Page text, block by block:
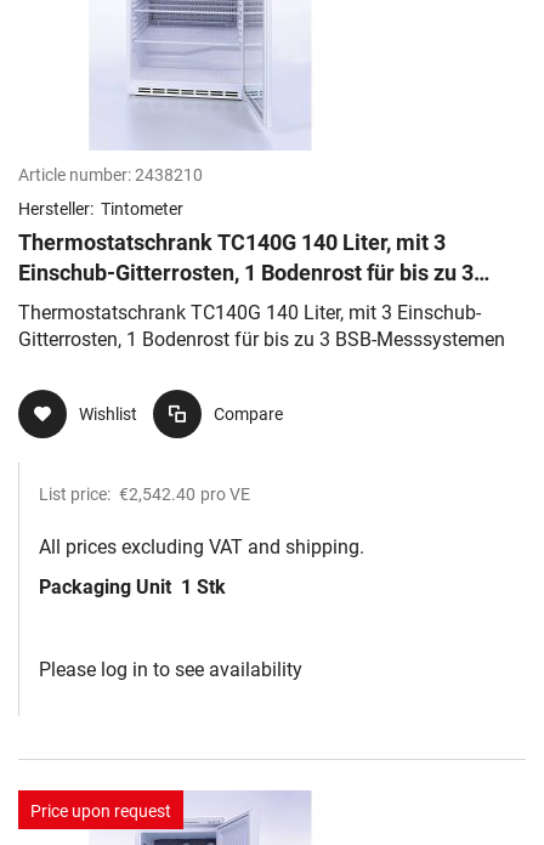
Article number:2438210
Hersteller: Tintometer
Thermostatschrank TC140G 140 Liter, mit 3
Einschub-Gitterrosten, 1 Bodenrost für bis zu 3
BSB-Messsystemen
Thermostatschrank TC140G 140 Liter, mit 3 Einschub-
Gitterrosten, 1 Bodenrost für bis zu 3 BSB-Messsystemen
Wishlist Compare
List price: €2,542.40 pro VE
All prices excluding VAT and shipping.
Packaging Unit 1 Stk
Please log in to see availability
Price upon request